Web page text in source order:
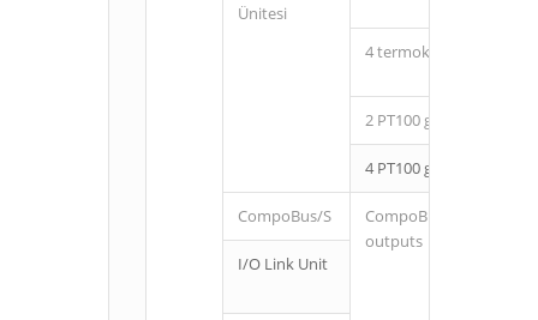
Ünitesi
4 termokupl girişi K ve j
2 PT100 girişi
4 PT100 girişi
CompoBus/S
CompoBus/S slave 8
outputs
I/O Link Unit